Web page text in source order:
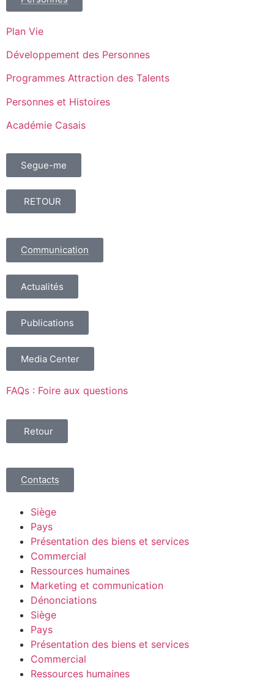
Plan Vie
Développement des Personnes
Programmes Attraction des Talents
Personnes et Histoires
Académie Casais
Segue-me
RETOUR
Communication
Actualités
Publications
Media Center
FAQs : Foire aux questions
Retour
Contacts
Siège
Pays
Présentation des biens et services
Commercial
Ressources humaines
Marketing et communication
Dénonciations
Siège
Pays
Présentation des biens et services
Commercial
Ressources humaines